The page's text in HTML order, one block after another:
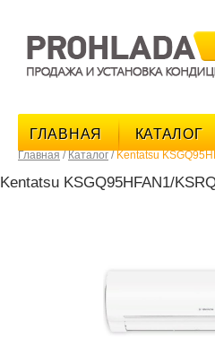
ГЛАВНАЯ КАТАЛОГ
Главная / Каталог / Kentatsu
Kentatsu KSGQ95HFAN1/